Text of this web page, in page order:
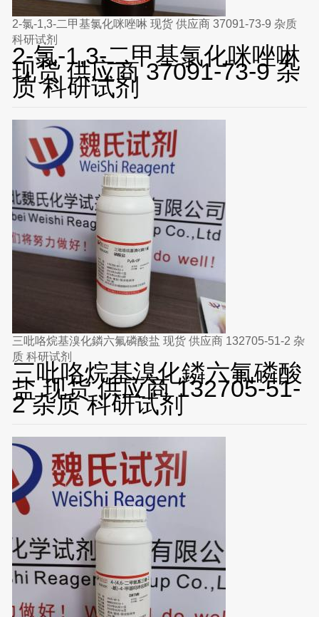
2-氯-1,3-二甲基氯化咪唑啉 现货 供应商 37091-73-9 杂质
科研试剂
2-氯-1,3-二甲基氯化咪唑啉
现货 供应商 37091-73-9 杂
质 科研试剂
三吡咯烷基溴化鏻六氟磷酸盐 现货 供应商 132705-51-2 杂
质 科研试剂
三吡咯烷基溴化鏻六氟磷酸
盐 现货 供应商 132705-51-
2 杂质 科研试剂